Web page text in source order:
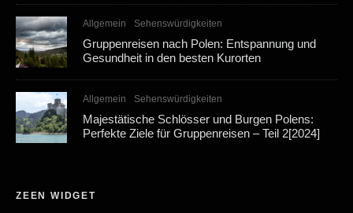
Allgemein Sehenswürdigkeiten
Gruppenreisen nach Polen: Entspannung und
Gesundheit in den besten Kurorten
Allgemein Sehenswürdigkeiten
Majestätische Schlösser und Burgen Polens:
Perfekte Ziele für Gruppenreisen – Teil 2[2024]
ZEEN WIDGET